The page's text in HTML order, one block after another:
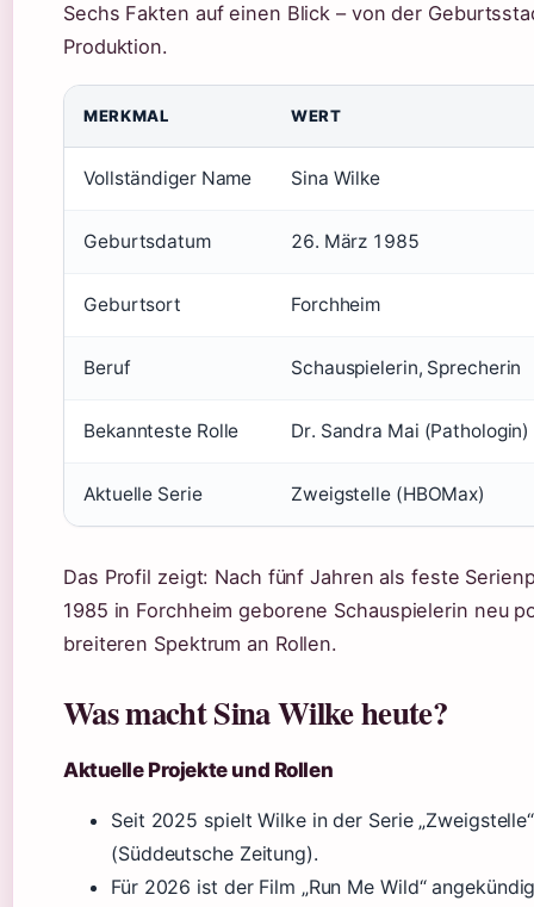
Sechs Fakten auf einen Blick – von der
Produktion.
MERKMAL WERT
Vollständiger Name Sina Wilke
Geburtsdatum 26. März 1985
Geburtsort Forchheim
Beruf Schauspielerin, Sprecherin
Bekannteste Rolle Dr. Sandra Mai
Aktuelle Serie Zweigstelle (HBOMax)
Das Profil zeigt: Nach fünf Jahren als feste
1985 in Forchheim geborene Schauspielerin neu
breiteren Spektrum an Rollen.
Was macht Sina Wilke heute?
Aktuelle Projekte und Rollen
Seit 2025 spielt Wilke in der Serie
(Süddeutsche Zeitung).
Für 2026 ist der Film „Run Me Wild“